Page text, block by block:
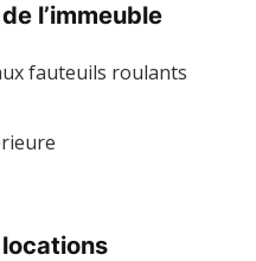
l’immeuble
fauteuils roulants